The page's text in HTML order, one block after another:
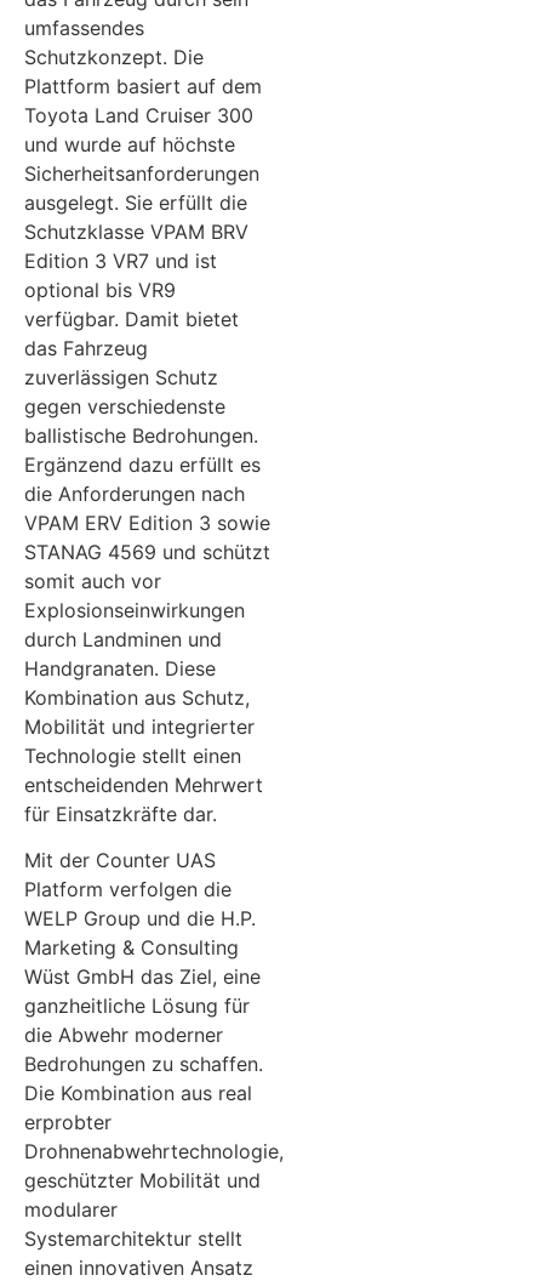
umfassendes
Schutzkonzept. Die
Plattform basiert auf dem
Toyota Land Cruiser 300
und wurde auf höchste
Sicherheitsanforderungen
ausgelegt. Sie erfüllt die
Schutzklasse VPAM BRV
Edition 3 VR7 und ist
optional bis VR9
verfügbar. Damit bietet
das Fahrzeug
zuverlässigen Schutz
gegen verschiedenste
ballistische Bedrohungen.
Ergänzend dazu erfüllt es
die Anforderungen nach
VPAM ERV Edition 3 sowie
STANAG 4569 und schützt
somit auch vor
Explosionseinwirkungen
durch Landminen und
Handgranaten. Diese
Kombination aus Schutz,
Mobilität und integrierter
Technologie stellt einen
entscheidenden Mehrwert
für Einsatzkräfte dar.
Mit der Counter UAS
Platform verfolgen die
WELP Group und die H.P.
Marketing & Consulting
Wüst GmbH das Ziel, eine
ganzheitliche Lösung für
die Abwehr moderner
Bedrohungen zu schaffen.
Die Kombination aus real
erprobter
Drohnenabwehrtechnologie,
geschützter Mobilität und
modularer
Systemarchitektur stellt
einen innovativen Ansatz